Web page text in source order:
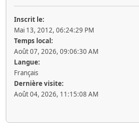
Inscrit le:
Mai 13, 2012, 06:24:29 PM
Temps local:
Août 07, 2026, 09:06:30 AM
Langue:
Français
Dernière visite:
Août 04, 2026, 11:15:08 AM